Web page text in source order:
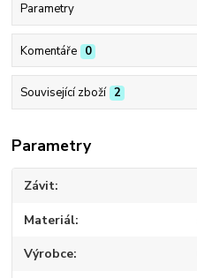
Parametry
Komentáře 0
Související zboží 2
Parametry
Závit
Materiál
Výrobce